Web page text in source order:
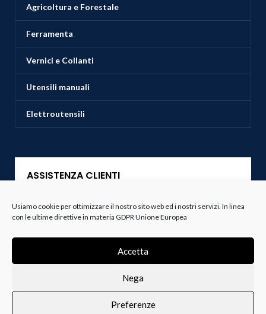
Usiamo cookie per ottimizzare il nostro sito web ed i nostri servizi. In linea
con le ultime direttive in materia GDPR Unione Europea
Accetta
Nega
Preferenze
Agricoltura e Forestale
Ferramenta
Vernici e Collanti
Utensili manuali
Elettroutensili
ASSISTENZA CLIENTI
Servizio Clienti